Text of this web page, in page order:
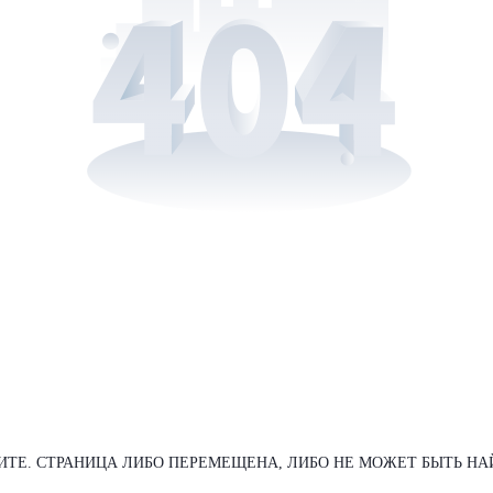
СТРАНИЦА ЛИБО ПЕРЕМЕЩЕНА, ЛИБО НЕ МОЖЕТ БЫТЬ